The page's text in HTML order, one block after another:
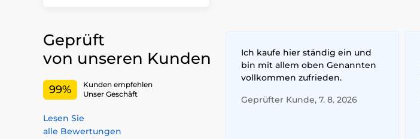
Geprüft
von unseren Kunden
99%
Kunden empfehlen
Unser Geschäft
Lesen Sie
alle Bewertungen
Ich kaufe hier ständig ein und
bin mit allem oben Genannten
vollkommen zufrieden.
Geprüfter Kunde, 7. 8. 2026